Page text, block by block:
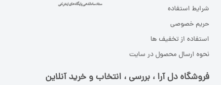
شرایط استفاده
حریم خصوصی
استفاده از تخفیف ها
نحوه ارسال محصول در سایت
فروشگاه دل آرا ، بررسی ، انتخاب و خرید آنلاین